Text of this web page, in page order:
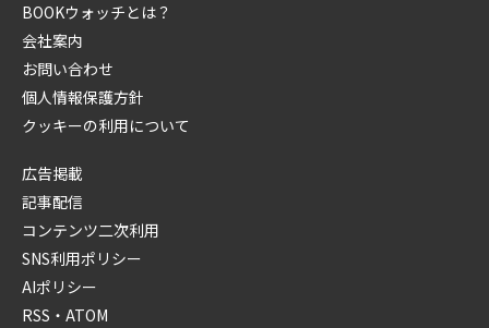
BOOKウォッチとは？
会社案内
お問い合わせ
個人情報保護方針
クッキーの利用について
広告掲載
記事配信
コンテンツ二次利用
SNS利用ポリシー
AIポリシー
RSS・ATOM